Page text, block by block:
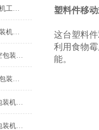
双室丸子火腿肠抽真空包装机工厂生产
双室鸡腿商用不锈钢真空包装机产品简介
双室600型烧鸡烤鸭内抽真空包装机工厂生产
双室麻辣花生仁不锈钢真空包装机操作简单
双室600快餐品不锈钢真空包装机工厂生产
500型宽粉土豆粉双室真空包装机产品简介
塑料件移
这台塑料
利用食物
能。